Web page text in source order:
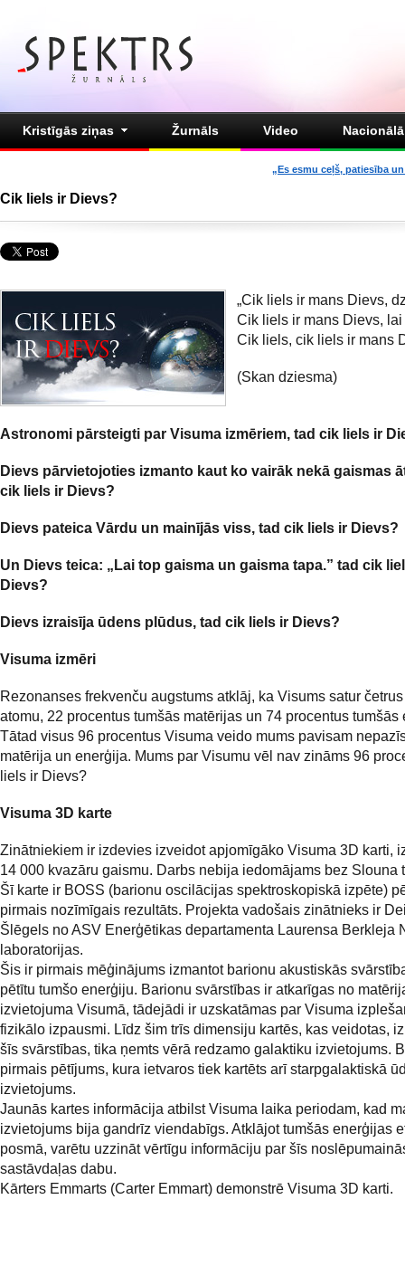
Kristīgās ziņas Žurnāls Video
„Es esmu ceļš, patiesība
Cik liels ir Dievs?
„Cik liels ir mans Dievs,
Cik liels ir mans Dievs,
Cik liels, cik liels ir mans
(Skan dziesma)
Astronomi pārsteigti par Visuma izmēriem, tad cik liels ir
Dievs pārvietojoties izmanto kaut ko vairāk nekā gaismas
cik liels ir Dievs?
Dievs pateica Vārdu un mainījās viss, tad cik liels ir Dievs?
Un Dievs teica: „Lai top gaisma un gaisma tapa.” tad cik
Dievs?
Dievs izraisīja ūdens plūdus, tad cik liels ir Dievs?
Visuma izmēri
Rezonanses frekvenču augstums atklāj, ka Visums satur
atomu, 22 procentus tumšās matērijas un 74 procentus tumšās
Tātad visus 96 procentus Visuma veido mums pavisam
matērija un enerģija. Mums par Visumu vēl nav zināms 96
liels ir Dievs?
Visuma 3D karte
Zinātniekiem ir izdevies izveidot apjomīgāko Visuma 3D karti,
14 000 kvazāru gaismu. Darbs nebija iedomājams bez Slouna
Šī karte ir BOSS (barionu oscilācijas spektroskopiskā izpēte)
pirmais nozīmīgais rezultāts. Projekta vadošais zinātnieks ir
Šlēgels no ASV Enerģētikas departamenta Laurensa Berkleja
laboratorijas.
Šis ir pirmais mēģinājums izmantot barionu akustiskās
pētītu tumšo enerģiju. Barionu svārstības ir atkarīgas no
izvietojuma Visumā, tādejādi ir uzskatāmas par Visuma
fizikālo izpausmi. Līdz šim trīs dimensiju kartēs, kas veidotas,
šīs svārstības, tika ņemts vērā redzamo galaktiku izvietojums.
pirmais pētījums, kura ietvaros tiek kartēts arī starpgalaktiskā
izvietojums.
Jaunās kartes informācija atbilst Visuma laika periodam, kad
izvietojums bija gandrīz viendabīgs. Atklājot tumšās enerģijas
posmā, varētu uzzināt vērtīgu informāciju par šīs
sastāvdaļas dabu.
Kārters Emmarts (Carter Emmart) demonstrē Visuma 3D karti.